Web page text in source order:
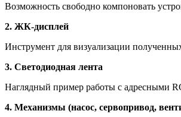
Возможность свободно компоновать
2. ЖК-дисплей
Инструмент для визуализации
3. Светодиодная лента
Наглядный пример работы с адресными
4. Механизмы (насос, сервопривод,